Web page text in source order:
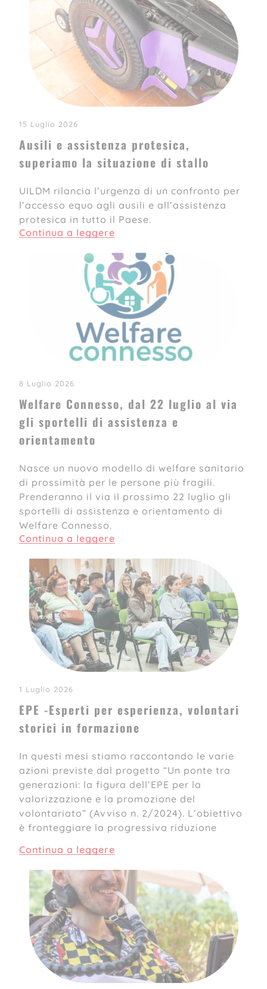
15 Luglio 2026
Ausili e assistenza protesica,
superiamo la situazione di stallo
UILDM rilancia l’urgenza di un confronto per
l’accesso equo agli ausili e all’assistenza
protesica in tutto il Paese.
Continua a leggere
8 Luglio 2026
Welfare Connesso, dal 22 luglio al via
gli sportelli di assistenza e
orientamento
Nasce un nuovo modello di welfare sanitario
di prossimità per le persone più fragili.
Prenderanno il via il prossimo 22 luglio gli
sportelli di assistenza e orientamento di
Welfare Connesso.
Continua a leggere
1 Luglio 2026
EPE -Esperti per esperienza, volontari
storici in formazione
In questi mesi stiamo raccontando le varie
azioni previste dal progetto “Un ponte tra
generazioni: la figura dell’EPE per la
valorizzazione e la promozione del
volontariato” (Avviso n. 2/2024). L’obiettivo
è fronteggiare la progressiva riduzione
Continua a leggere